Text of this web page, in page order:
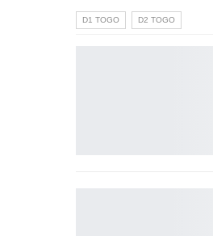
D1 TOGO D2 TOGO